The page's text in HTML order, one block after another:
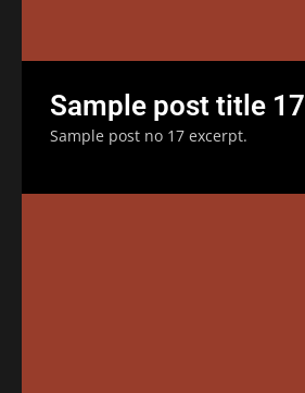
Sample post title 17
Sample post no 17 excerpt.